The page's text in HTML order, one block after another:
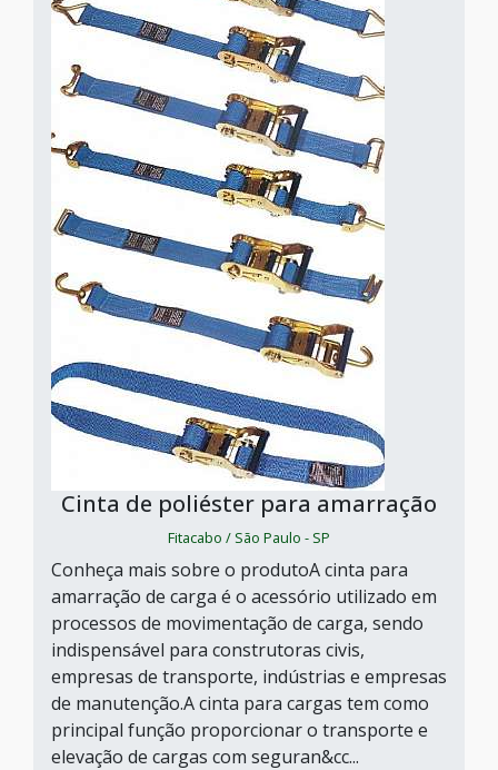
Cinta de poliéster para amarração
Fitacabo / São Paulo - SP
Conheça mais sobre o produtoA cinta para
amarração de carga é o acessório utilizado em
processos de movimentação de carga, sendo
indispensável para construtoras civis,
empresas de transporte, indústrias e empresas
de manutenção.A cinta para cargas tem como
principal função proporcionar o transporte e
elevação de cargas com seguran&cc...